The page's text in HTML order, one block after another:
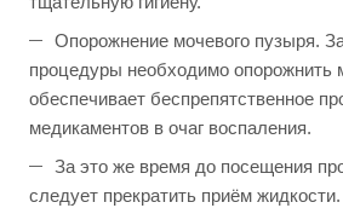
Опорожнение мочевого пузыря.
процедуры необходимо опорожнить
обеспечивает беспрепятственное
медикаментов в очаг воспаления.
За это же время до посещения
следует прекратить приём жидкости.